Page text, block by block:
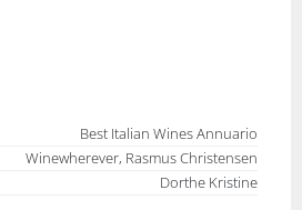
Best Italian Wines Annuario
Winewherever, Rasmus Christensen
Dorthe Kristine